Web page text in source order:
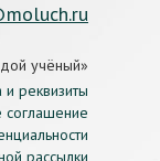
учёный»
реквизиты
соглашение
рассылки